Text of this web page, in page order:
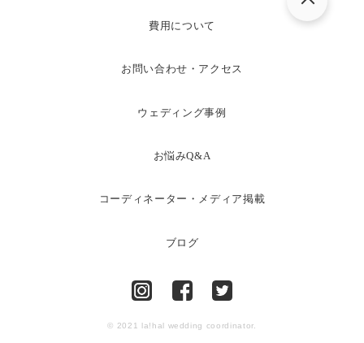
費用について
お問い合わせ・アクセス
ウェディング事例
お悩みQ&A
コーディネーター・メディア掲載
ブログ
© 2021 la!hal wedding coordinator.